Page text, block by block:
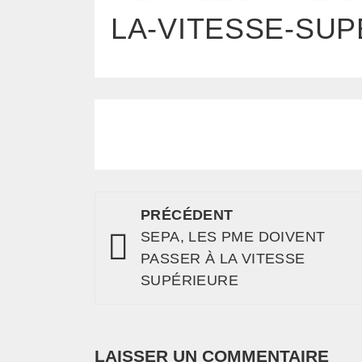
LA-VITESSE-
PRÉCÉDENT
SEPA, LES PME DOIVENT
PASSER À LA VITESSE
SUPÉRIEURE
LAISSER UN COMMENTAIRE